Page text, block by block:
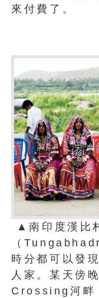
來付費了。
▲南印度漢比
（
時分都可以發
人家。某天傍
Crossing河畔